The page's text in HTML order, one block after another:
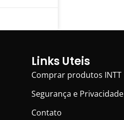
Links Uteis
Comprar produtos INTT
Segurança e Privacidade
Contato